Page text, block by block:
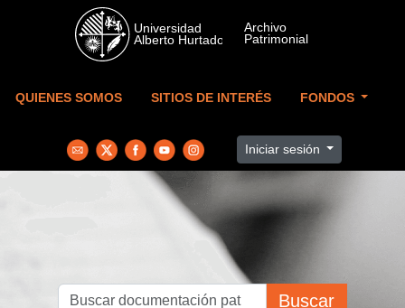
Skip to main content
QUIENES SOMOS SITIOS DE INTERÉS FONDOS
Iniciar sesión
Buscar